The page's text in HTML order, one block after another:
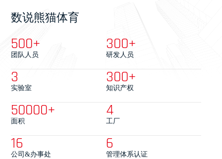
数说熊猫体育
500+
团队人员
300+
研发人员
3
实验室
300+
知识产权
50000+
面积
4
工厂
16
公司&办事处
6
管理体系认证